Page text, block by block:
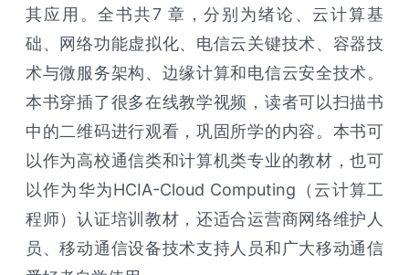
其应用。全书共7 章，分别为绪论、云计算基
础、网络功能虚拟化、电信云关键技术、容器技
术与微服务架构、边缘计算和电信云安全技术。
本书穿插了很多在线教学视频，读者可以扫描书
中的二维码进行观看，巩固所学的内容。本书可
以作为高校通信类和计算机类专业的教材，也可
以作为华为HCIA-Cloud Computing（云计算工
程师）认证培训教材，还适合运营商网络维护人
员、移动通信设备技术支持人员和广大移动通信